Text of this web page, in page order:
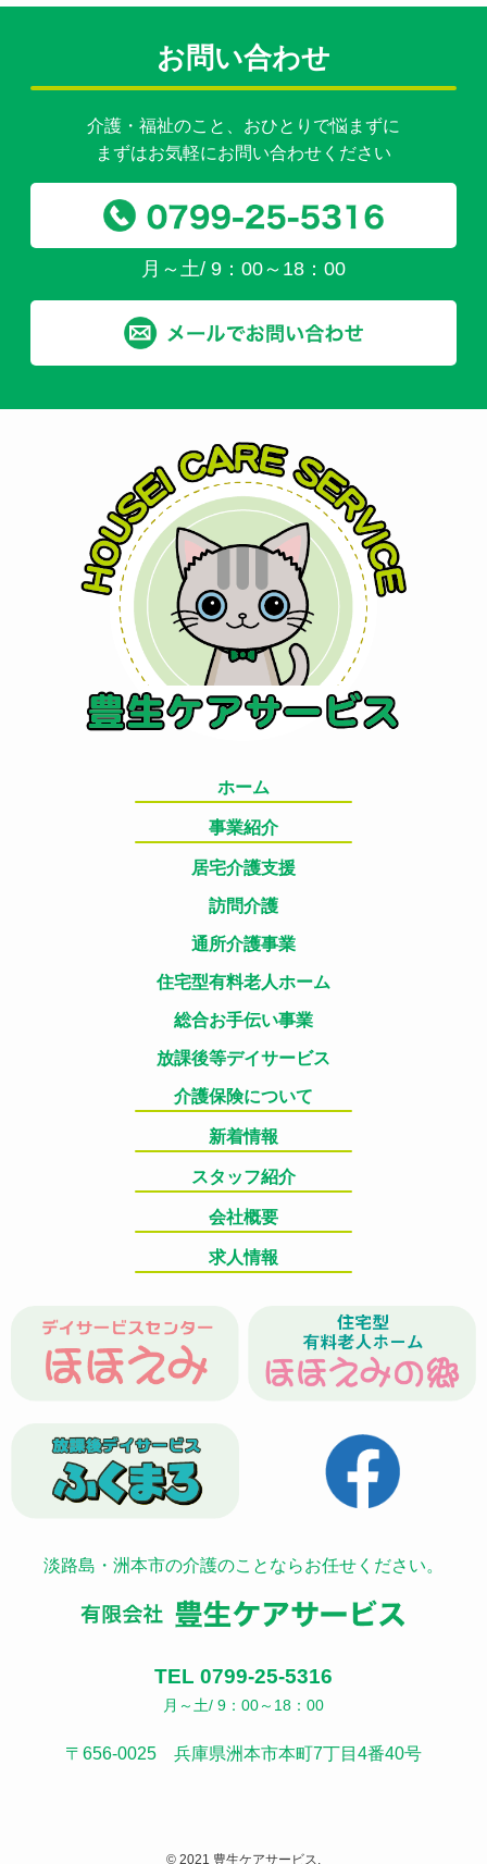
お問い合わせ
介護・福祉のこと、おひとりで悩まずに
まずはお気軽にお問い合わせください
月～土/ 9：00～18：00
ホーム
事業紹介
居宅介護支援
訪問介護
通所介護事業
住宅型有料老人ホーム
総合お手伝い事業
放課後等デイサービス
介護保険について
新着情報
スタッフ紹介
会社概要
求人情報
淡路島・洲本市の介護のことならお任せください。
TEL 0799-25-5316
月～土/ 9：00～18：00
〒656-0025 兵庫県洲本市本町7丁目4番40号
© 2021 豊生ケアサービス.